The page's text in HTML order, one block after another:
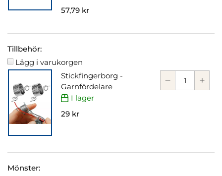
57,79 kr
Tillbehör:
Lägg i varukorgen
Stickfingerborg -
Garnfördelare
I lager
29 kr
Mönster: